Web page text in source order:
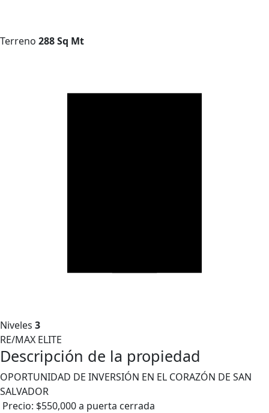
Terreno 288 Sq Mt
Niveles 3
RE/MAX ELITE
Descripción de la propiedad
OPORTUNIDAD DE INVERSIÓN EN EL CORAZÓN DE SAN
SALVADOR
Precio: $550,000 a puerta cerrada